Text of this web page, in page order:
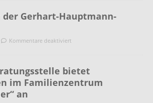
Gerhart-Hauptmann-
Kommentare deaktiviert
bietet
im Familienzentrum
an